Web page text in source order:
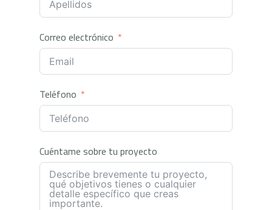
Correo electrónico
Teléfono
Cuéntame sobre tu proyecto